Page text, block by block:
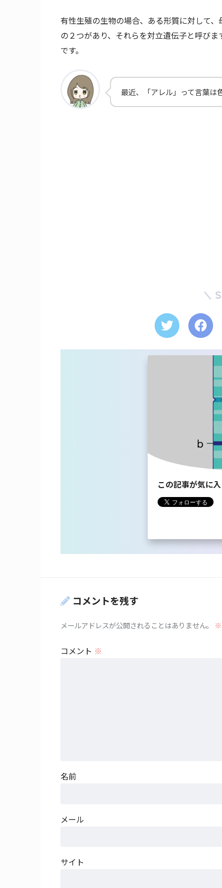
有性生殖の生物の場合、ある形質に対して
の２つがあり、それらを対立遺伝子と呼び
です。
最近、「アレル」って言葉は
この記事が気に
コメントを残す
メールアドレスが公開されることはありません。 ※
コメント ※
名前
メール
サイト